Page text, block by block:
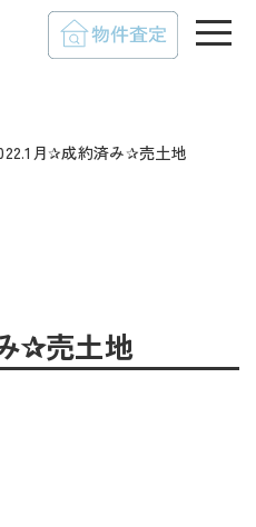
月✰成約済み✰売土地
✰売土地